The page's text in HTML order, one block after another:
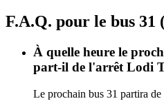
F.A.Q. pour le bus 31
À quelle heure le
part-il de l'arrêt Lodi
Le prochain bus 31 partira